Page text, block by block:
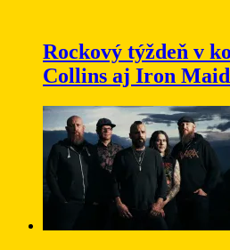
Rockový týždeň v
Collins aj Iron